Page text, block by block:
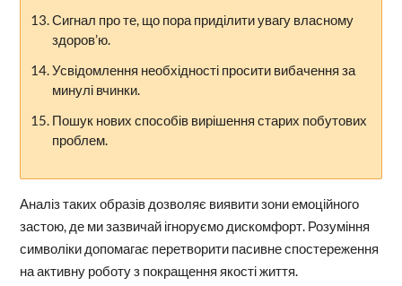
Сигнал про те, що пора приділити увагу власному
здоров’ю.
Усвідомлення необхідності просити вибачення за
минулі вчинки.
Пошук нових способів вирішення старих побутових
проблем.
Аналіз таких образів дозволяє виявити зони емоційного
застою, де ми зазвичай ігноруємо дискомфорт. Розуміння
символіки допомагає перетворити пасивне спостереження
на активну роботу з покращення якості життя.